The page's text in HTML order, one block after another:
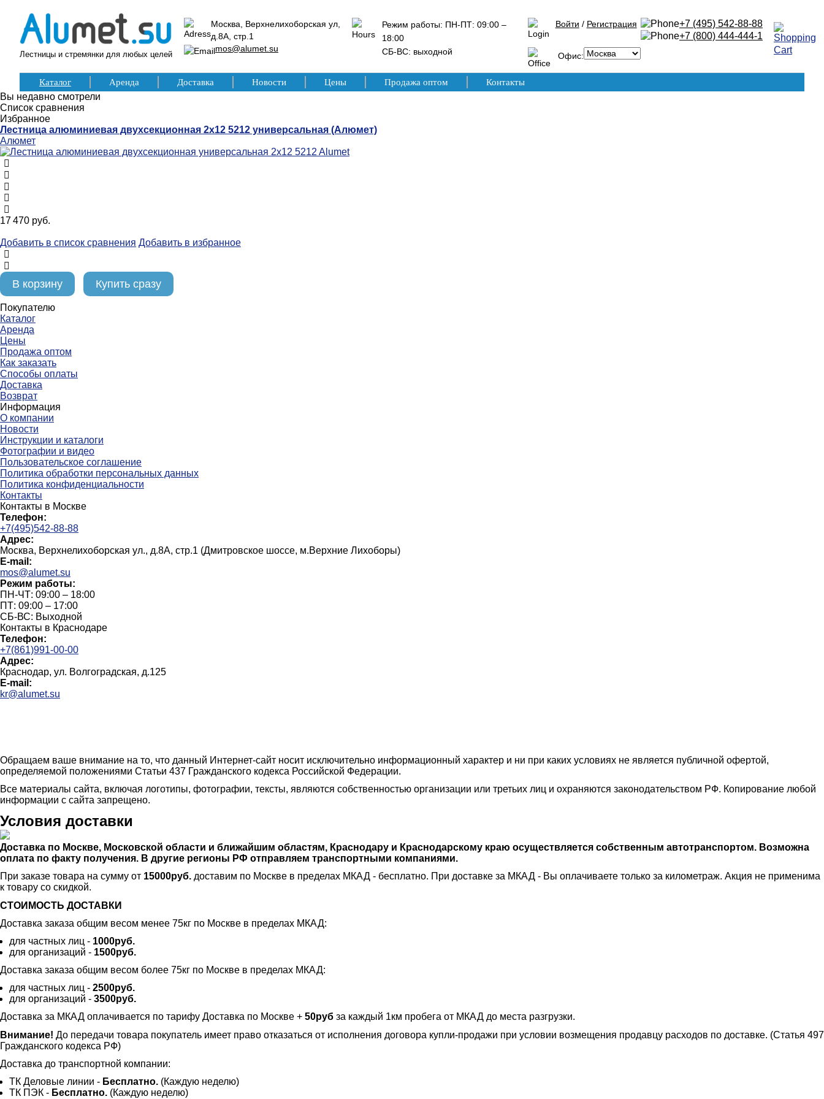
Лестницы и стремянки для любых целей
Москва, Верхнелихоборская ул,
д.8А, стр.1
mos@alumet.su
Режим работы: ПН-ПТ: 09:00 –
18:00
СБ-ВС: выходной
Войти / Регистрация
Офис:
+7 (495) 542-88-88
+7 (800) 444-444-1
Каталог Аренда Доставка Новости Цены Продажа оптом Контакты
Вы недавно смотрели
Список сравнения
Избранное
Лестница алюминиевая двухсекционная 2х12 5212 универсальная (Алюмет)
Алюмет
17 470 руб.
Добавить в список сравнения Добавить в избранное
В корзину Купить сразу
Покупателю
Каталог
Аренда
Цены
Продажа оптом
Как заказать
Способы оплаты
Доставка
Возврат
Информация
О компании
Новости
Инструкции и каталоги
Фотографии и видео
Пользовательское соглашение
Политика обработки персональных данных
Политика конфиденциальности
Контакты
Контакты в Москве
Телефон:
+7(495)542-88-88
Адрес:
Москва, Верхнелихоборская ул., д.8А, стр.1 (Дмитровское шоссе, м.Верхние Лихоборы)
E-mail:
mos@alumet.su
Режим работы:
ПН-ЧТ: 09:00 – 18:00
ПТ: 09:00 – 17:00
СБ-ВС: Выходной
Контакты в Краснодаре
Телефон:
+7(861)991-00-00
Адрес:
Краснодар, ул. Волгоградская, д.125
E-mail:
kr@alumet.su
Обращаем ваше внимание на то, что данный Интернет-сайт носит исключительно информационный характер и ни при каких условиях не является публичной офертой,
определяемой положениями Статьи 437 Гражданского кодекса Российской Федерации.
Все материалы сайта, включая логотипы, фотографии, тексты, являются собственностью организации или третьих лиц и охраняются законодательством РФ. Копирование любой
информации с сайта запрещено.
Условия доставки
Доставка по Москве, Московской области и ближайшим областям, Краснодару и Краснодарскому краю осуществляется собственным автотранспортом. Возможна
оплата по факту получения. В другие регионы РФ отправляем транспортными компаниями.
При заказе товара на сумму от 15000руб. доставим по Москве в пределах МКАД - бесплатно. При доставке за МКАД - Вы оплачиваете только за километраж. Акция не применима
к товару со скидкой.
СТОИМОСТЬ ДОСТАВКИ
Доставка заказа общим весом менее 75кг по Москве в пределах МКАД:
для частных лиц - 1000руб.
для организаций - 1500руб.
Доставка заказа общим весом более 75кг по Москве в пределах МКАД:
для частных лиц - 2500руб.
для организаций - 3500руб.
Доставка за МКАД оплачивается по тарифу Доставка по Москве + 50руб за каждый 1км пробега от МКАД до места разгрузки.
Внимание! До передачи товара покупатель имеет право отказаться от исполнения договора купли-продажи при условии возмещения продавцу расходов по доставке. (Статья 497
Гражданского кодекса РФ)
Доставка до транспортной компании:
ТК Деловые линии - Бесплатно. (Каждую неделю)
ТК ПЭК - Бесплатно. (Каждую неделю)